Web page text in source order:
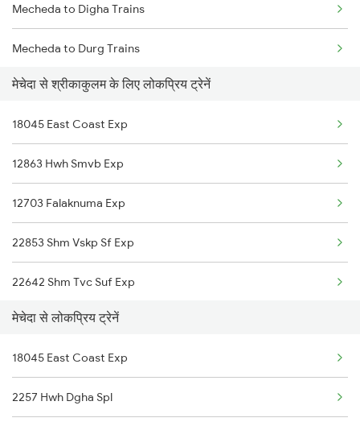
Srikakulam to Samarlakota Trains
Srikakulam to Chatrapur Trains
Srikakulam to Ichchapuram Trains
Srikakulam to Sompeta Trains
Mecheda to Digha Trains
Mecheda to Durg Trains
Mecheda to Garhbeta Trains
Mecheda to Rajgangpur Trains
Mecheda to Ghatshila Trains
Mecheda to Ranchi Trains
Mecheda to Kolkata Trains
Mecheda to Jhargram Trains
Mecheda to Jajpur K Road Trains
Mecheda to Jharsuguda Trains
मेचेदा से श्रीकाकुलम के लिए लोकप्रिय ट्रेनें
18045 East Coast Exp
12863 Hwh Smvb Exp
12703 Falaknuma Exp
22853 Shm Vskp Sf Exp
22642 Shm Tvc Suf Exp
मेचेदा से लोकप्रिय ट्रेनें
18045 East Coast Exp
2257 Hwh Dgha Spl